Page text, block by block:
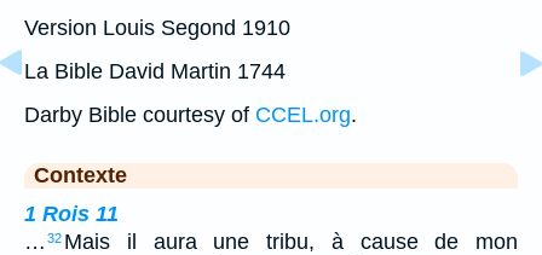
Version Louis Segond 1910
La Bible David Martin 1744
Darby Bible courtesy of CCEL.org.
Contexte
1 Rois 11
… 32 Mais il aura une tribu, à cause de mon